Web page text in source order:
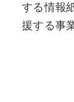
する情報
援する事